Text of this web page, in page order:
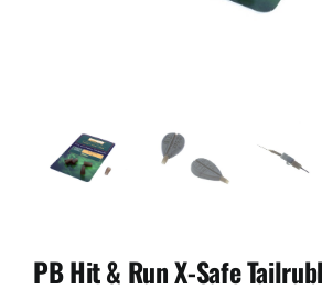
PB Hit & Run X-Safe